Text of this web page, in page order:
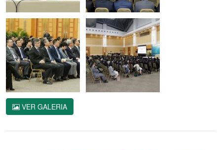
VER GALERIA